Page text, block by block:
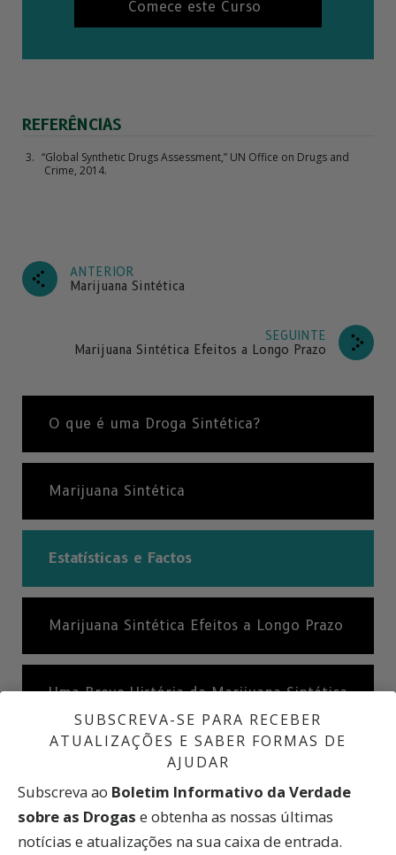
Comece este Curso
REFERÊNCIAS
“Global Synthetic Drugs Assessment,” UN Office on Drugs and
Crime, 2014.
ANTERIOR
Marijuana Sintética
SEGUINTE
Marijuana Sintética Efeitos a Longo Prazo
O que é uma Droga Sintética?
Marijuana Sintética
Estatísticas e Factos
Marijuana Sintética Efeitos a Longo Prazo
Uma Breve História da Marijuana Sintética
O que são Sais de Banho?
Efeitos dos Sais de Banho
SUBSCREVA-SE PARA RECEBER
ATUALIZAÇÕES E SABER FORMAS DE
AJUDAR
Subscreva ao Boletim Informativo da Verdade
sobre as Drogas e obtenha as nossas últimas
notícias e atualizações na sua caixa de entrada.